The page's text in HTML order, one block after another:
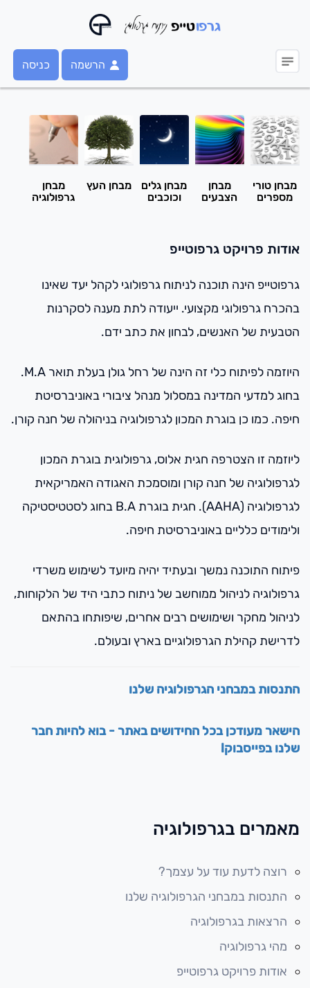
הרשמה כניסה
מבחן טורי
מספרים
מבחן
הצבעים
מבחן גלים
וכוכבים
מבחן העץ
מבחן
גרפולוגיה
אודות פרויקט גרפוטייפ
גרפוטייפ הינה תוכנה לניתוח גרפולוגי לקהל יעד שאינו
בהכרח גרפולוגי מקצועי. ייעודה לתת מענה לסקרנות
הטבעית של האנשים, לבחון את כתב ידם.
היוזמה לפיתוח כלי זה הינה של רחל גולן בעלת תואר M.A.
בחוג למדעי המדינה במסלול מנהל ציבורי באוניברסיטת
חיפה. כמו כן בוגרת המכון לגרפולוגיה בניהולה של חנה קורן.
ליוזמה זו הצטרפה חגית אלוס, גרפולוגית בוגרת המכון
לגרפולוגיה של חנה קורן ומוסמכת האגודה האמריקאית
לגרפולוגיה (AAHA). חגית בוגרת B.A בחוג לסטטיסטיקה
ולימודים כלליים באוניברסיטת חיפה.
פיתוח התוכנה נמשך ובעתיד יהיה מיועד לשימוש משרדי
גרפולוגיה לניהול ממוחשב של ניתוח כתבי היד של הלקוחות,
לניהול מחקר ושימושים רבים אחרים, שיפותחו בהתאם
לדרישת קהילת הגרפולוגיים בארץ ובעולם.
התנסות במבחני הגרפולוגיה שלנו
הישאר מעודכן בכל החידושים באתר - בוא להיות חבר
שלנו בפייסבוק!
מאמרים בגרפולוגיה
רוצה לדעת עוד על עצמך?
התנסות במבחני הגרפולוגיה שלנו
הרצאות בגרפולוגיה
מהי גרפולוגיה
אודות פרויקט גרפוטייפ